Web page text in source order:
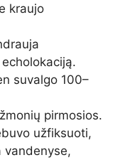
kraujo
suvalgo 100–
pirmosios.
užfiksuoti,
vandenyse,